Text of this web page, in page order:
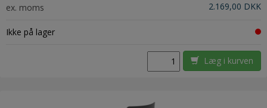
ex. moms 2.169,00 DKK
Ikke på lager
Læg i kurven